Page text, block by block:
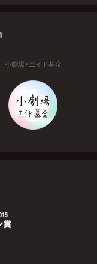
小劇場・エイド基金